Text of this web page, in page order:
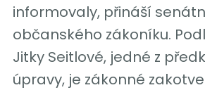
informovaly, přináší
občanského zákoníku.
Jitky Seitlové, jedné z
úpravy, je zákonné